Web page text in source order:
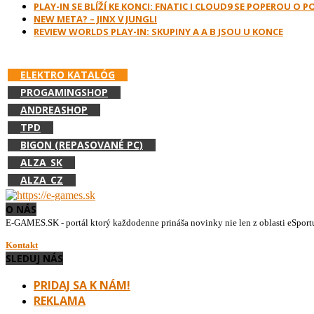
PLAY-IN SE BLÍŽÍ KE KONCI: FNATIC I CLOUD9 SE POPEROU O
NEW META? – JINX V JUNGLI
REVIEW WORLDS PLAY-IN: SKUPINY A A B JSOU U KONCE
ELEKTRO KATALÓG
PROGAMINGSHOP
ANDREASHOP
TPD
BIGON (REPASOVANÉ PC)
ALZA_SK
ALZA_CZ
O NÁS
E-GAMES.SK - portál ktorý každodenne prináša novinky nie len z oblasti
Kontakt
SLEDUJ NÁS
PRIDAJ SA K NÁM!
REKLAMA